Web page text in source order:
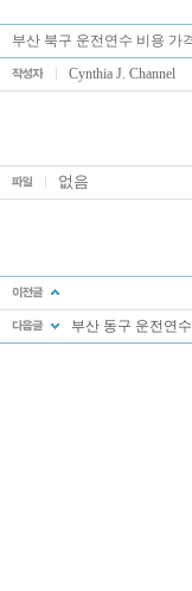
부산 북구 운전연수 비용 가
Cynthia J. Channel
없음
부산 동구 운전연